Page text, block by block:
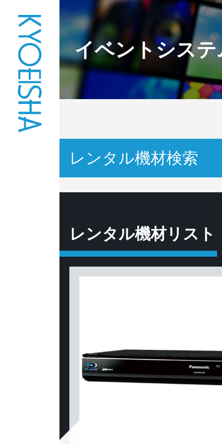
イベントシステ
レンタル機材検索
レンタル機材リスト